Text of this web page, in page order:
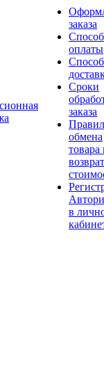
заказа
оплаты
Сроки
заказа
обмена
товара
в